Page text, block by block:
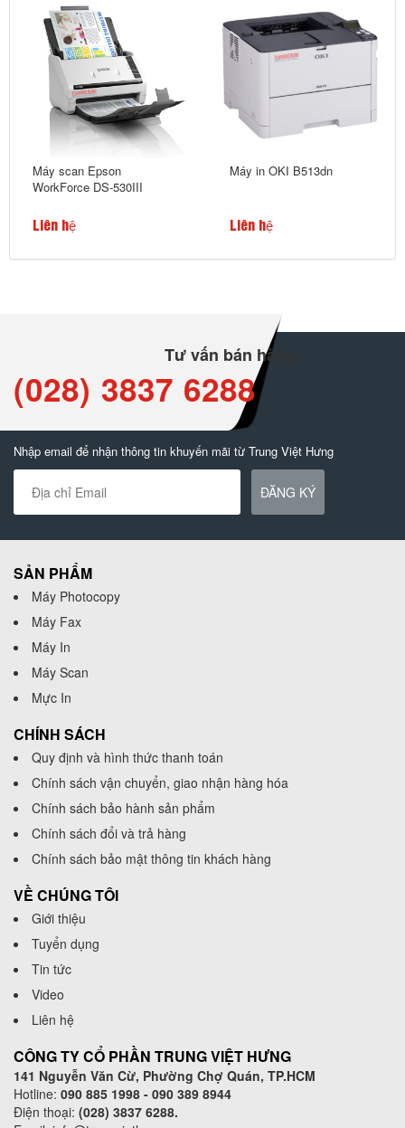
Máy scan Epson
WorkForce DS-530III
Liên hệ
Máy in OKI B513dn
Liên hệ
Tư vấn bán hàng
(028) 3837 6288
Nhập email để nhận thông tin khuyến mãi từ Trung Việt Hưng
ĐĂNG KÝ
SẢN PHẨM
Máy Photocopy
Máy Fax
Máy In
Máy Scan
Mực In
CHÍNH SÁCH
Quy định và hình thức thanh toán
Chính sách vận chuyển, giao nhận hàng hóa
Chính sách bảo hành sản phẩm
Chính sách đổi và trả hàng
Chính sách bảo mật thông tin khách hàng
VỀ CHÚNG TÔI
Giới thiệu
Tuyển dụng
Tin tức
Video
Liên hệ
CÔNG TY CỔ PHẦN TRUNG VIỆT HƯNG
141 Nguyễn Văn Cừ, Phường Chợ Quán, TP.HCM
Hotline: 090 885 1998 - 090 389 8944
Điện thoại: (028) 3837 6288.